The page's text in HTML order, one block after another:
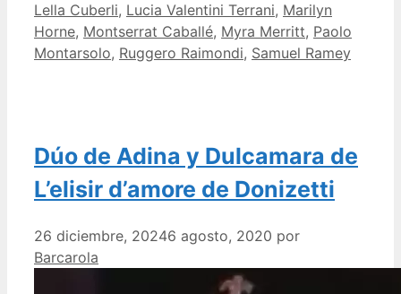
Lella Cuberli, Lucia Valentini Terrani, Marilyn
Horne, Montserrat Caballé, Myra Merritt, Paolo
Montarsolo, Ruggero Raimondi, Samuel Ramey
Dúo de Adina y Dulcamara de
L’elisir d’amore de Donizetti
26 diciembre, 20246 agosto, 2020 por
Barcarola